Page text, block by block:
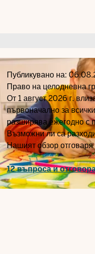
Публикувано на:
Право на целодневна
От 1 август 2026 г.
първоначално за
разширява ежегодно с
Възможни ли са
Нашият обзор
12 въпроса и